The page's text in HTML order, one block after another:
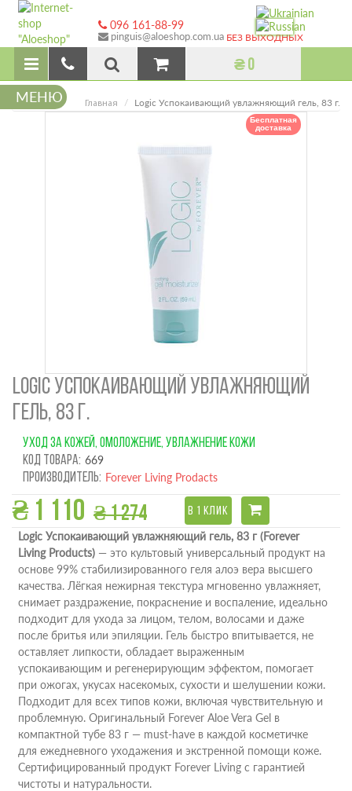
096 161-88-99
pinguis@aloeshop.com.ua БЕЗ ВЫХОДНЫХ
₴ 0
МЕНЮ Главная Logic Успокаивающий увлажняющий гель, 83 г.
Бесплатная
доставка
LOGIC УСПОКАИВАЮЩИЙ УВЛАЖНЯЮЩИЙ
ГЕЛЬ, 83 Г.
УХОД ЗА КОЖЕЙ, ОМОЛОЖЕНИЕ, УВЛАЖНЕНИЕ КОЖИ
Код товара: 669
Производитель: Forever Living Prodacts
₴ 1 110 ₴ 1 274 В 1 КЛИК
Logic Успокаивающий увлажняющий гель, 83 г (Forever
Living Products) — это культовый универсальный продукт на
основе 99% стабилизированного геля алоэ вера высшего
качества. Лёгкая нежирная текстура мгновенно увлажняет,
снимает раздражение, покраснение и воспаление, идеально
подходит для ухода за лицом, телом, волосами и даже
после бритья или эпиляции. Гель быстро впитывается, не
оставляет липкости, обладает выраженным
успокаивающим и регенерирующим эффектом, помогает
при ожогах, укусах насекомых, сухости и шелушении кожи.
Подходит для всех типов кожи, включая чувствительную и
проблемную. Оригинальный Forever Aloe Vera Gel в
компактной тубе 83 г — must-have в каждой косметичке
для ежедневного уходажения и экстренной помощи коже.
Сертифицированный продукт Forever Living с гарантией
чистоты и натуральности.